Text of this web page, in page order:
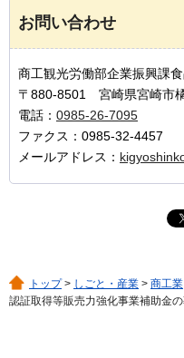
お問い合わせ
商工観光労働部企業振興課
〒880-8501 宮崎県宮崎市
電話： 0985-26-7095
ファクス：0985-32-4457
メールアドレス：
トップ> しごと・産業 > 商工業
認証取得等販売力強化事業補助金